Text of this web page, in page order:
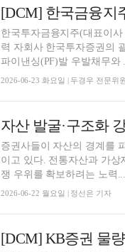
한국투자금융지주(대표이
력 자회사 한국투자증권의
파이낸싱(PF)발 우발채무와
2026-06-23 화요일 | 두경우 전문위원
증권사들이 자산의 경계를
이고 있다. 전통자산과 가상
쟁 우위를 확보하려는 노력...
2026-06-22 월요일 | 정선은 기자